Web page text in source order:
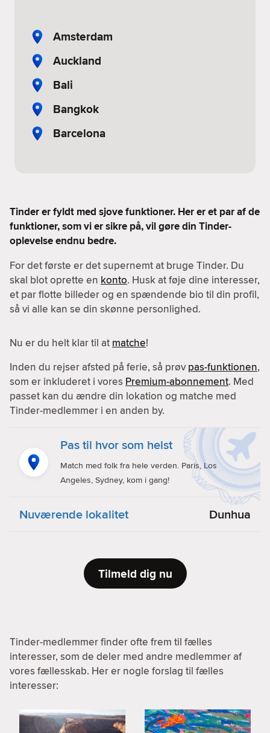
Amsterdam
Auckland
Bali
Bangkok
Barcelona
Tinder er fyldt med sjove funktioner. Her er et par af de
funktioner, som vi er sikre på, vil gøre din Tinder-
oplevelse endnu bedre.
For det første er det supernemt at bruge Tinder. Du
skal blot oprette en konto. Husk at føje dine interesser,
et par flotte billeder og en spændende bio til din profil,
så vi alle kan se din skønne personlighed.
Nu er du helt klar til at matche!
Inden du rejser afsted på ferie, så prøvpas-funktionen,
som er inkluderet i vores Premium-abonnement. Med
passet kan du ændre din lokation og matche med
Tinder-medlemmer i en anden by.
Pas til hvor som helst
Match med folk fra hele verden. Paris, Los
Angeles, Sydney, kom i gang!
Nuværende lokalitet Dunhua
Tilmeld dig nu
Tinder-medlemmer finder ofte frem til fælles
interesser, som de deler med andre medlemmer af
vores fællesskab. Her er nogle forslag til fælles
interesser: